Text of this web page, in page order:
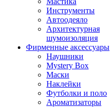
Инструменты
Автоодеяло
Архитектурная
шумоизоляция
Фирменные аксессуары
Наушники
Mystery Box
Маски
Наклейки
Футболки и поло
Ароматизаторы